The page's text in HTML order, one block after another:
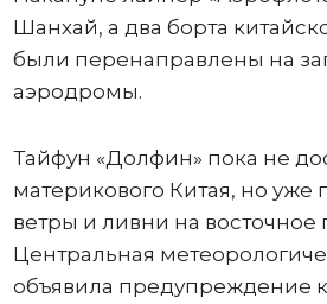
Шанхай, а два борта
были перенаправлены на
аэродромы.
Тайфун «Долфин» пока не
материкового Китая, но
ветры и ливни на восточное
Центральная
объявила предупреждение